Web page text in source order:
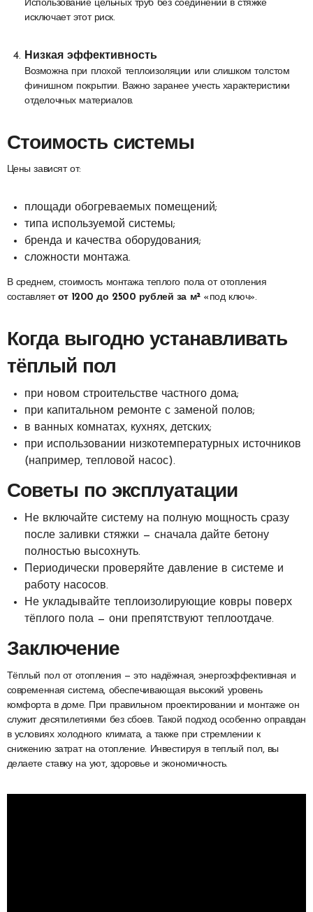
Использование цельных труб без соединений в стяжке
исключает этот риск.
Низкая эффективность
Возможна при плохой теплоизоляции или слишком толстом
финишном покрытии. Важно заранее учесть характеристики
отделочных материалов.
Стоимость системы
Цены зависят от:
площади обогреваемых помещений;
типа используемой системы;
бренда и качества оборудования;
сложности монтажа.
В среднем, стоимость монтажа теплого пола от отопления
составляет от 1200 до 2500 рублей за м²«под ключ».
Когда выгодно устанавливать
тёплый пол
при новом строительстве частного дома;
при капитальном ремонте с заменой полов;
в ванных комнатах, кухнях, детских;
при использовании низкотемпературных источников
(например, тепловой насос).
Советы по эксплуатации
Не включайте систему на полную мощность сразу
после заливки стяжки — сначала дайте бетону
полностью высохнуть.
Периодически проверяйте давление в системе и
работу насосов.
Не укладывайте теплоизолирующие ковры поверх
тёплого пола — они препятствуют теплоотдаче.
Заключение
Тёплый пол от отопления — это надёжная, энергоэффективная и
современная система, обеспечивающая высокий уровень
комфорта в доме. При правильном проектировании и монтаже он
служит десятилетиями без сбоев. Такой подход особенно оправдан
в условиях холодного климата, а также при стремлении к
снижению затрат на отопление. Инвестируя в теплый пол, вы
делаете ставку на уют, здоровье и экономичность.